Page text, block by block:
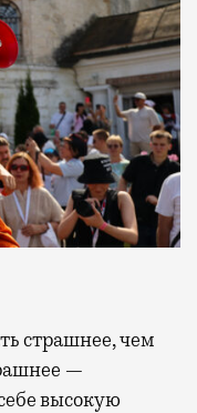
страшнее, чем
—
высокую